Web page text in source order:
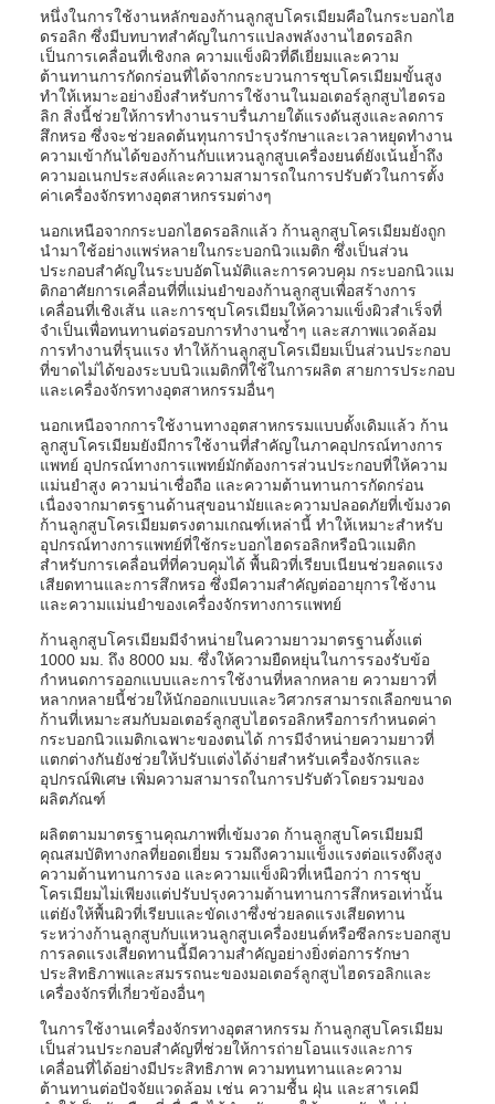
หนึ่งในการใช้งานหลักของก้านลูกสูบโครเมียมคือในกระบอกไฮ
ดรอลิก ซึ่งมีบทบาทสำคัญในการแปลงพลังงานไฮดรอลิก
เป็นการเคลื่อนที่เชิงกล ความแข็งผิวที่ดีเยี่ยมและความ
ต้านทานการกัดกร่อนที่ได้จากกระบวนการชุบโครเมียมขั้นสูง
ทำให้เหมาะอย่างยิ่งสำหรับการใช้งานในมอเตอร์ลูกสูบไฮดรอ
ลิก สิ่งนี้ช่วยให้การทำงานราบรื่นภายใต้แรงดันสูงและลดการ
สึกหรอ ซึ่งจะช่วยลดต้นทุนการบำรุงรักษาและเวลาหยุดทำงาน
ความเข้ากันได้ของก้านกับแหวนลูกสูบเครื่องยนต์ยังเน้นย้ำถึง
ความอเนกประสงค์และความสามารถในการปรับตัวในการตั้ง
ค่าเครื่องจักรทางอุตสาหกรรมต่างๆ
นอกเหนือจากกระบอกไฮดรอลิกแล้ว ก้านลูกสูบโครเมียมยังถูก
นำมาใช้อย่างแพร่หลายในกระบอกนิวแมติก ซึ่งเป็นส่วน
ประกอบสำคัญในระบบอัตโนมัติและการควบคุม กระบอกนิวแม
ติกอาศัยการเคลื่อนที่ที่แม่นยำของก้านลูกสูบเพื่อสร้างการ
เคลื่อนที่เชิงเส้น และการชุบโครเมียมให้ความแข็งผิวสำเร็จที่
จำเป็นเพื่อทนทานต่อรอบการทำงานซ้ำๆ และสภาพแวดล้อม
การทำงานที่รุนแรง ทำให้ก้านลูกสูบโครเมียมเป็นส่วนประกอบ
ที่ขาดไม่ได้ของระบบนิวแมติกที่ใช้ในการผลิต สายการประกอบ
และเครื่องจักรทางอุตสาหกรรมอื่นๆ
นอกเหนือจากการใช้งานทางอุตสาหกรรมแบบดั้งเดิมแล้ว ก้าน
ลูกสูบโครเมียมยังมีการใช้งานที่สำคัญในภาคอุปกรณ์ทางการ
แพทย์ อุปกรณ์ทางการแพทย์มักต้องการส่วนประกอบที่ให้ความ
แม่นยำสูง ความน่าเชื่อถือ และความต้านทานการกัดกร่อน
เนื่องจากมาตรฐานด้านสุขอนามัยและความปลอดภัยที่เข้มงวด
ก้านลูกสูบโครเมียมตรงตามเกณฑ์เหล่านี้ ทำให้เหมาะสำหรับ
อุปกรณ์ทางการแพทย์ที่ใช้กระบอกไฮดรอลิกหรือนิวแมติก
สำหรับการเคลื่อนที่ที่ควบคุมได้ พื้นผิวที่เรียบเนียนช่วยลดแรง
เสียดทานและการสึกหรอ ซึ่งมีความสำคัญต่ออายุการใช้งาน
และความแม่นยำของเครื่องจักรทางการแพทย์
ก้านลูกสูบโครเมียมมีจำหน่ายในความยาวมาตรฐานตั้งแต่
1000 มม. ถึง 8000 มม. ซึ่งให้ความยืดหยุ่นในการรองรับข้อ
กำหนดการออกแบบและการใช้งานที่หลากหลาย ความยาวที่
หลากหลายนี้ช่วยให้นักออกแบบและวิศวกรสามารถเลือกขนาด
ก้านที่เหมาะสมกับมอเตอร์ลูกสูบไฮดรอลิกหรือการกำหนดค่า
กระบอกนิวแมติกเฉพาะของตนได้ การมีจำหน่ายความยาวที่
แตกต่างกันยังช่วยให้ปรับแต่งได้ง่ายสำหรับเครื่องจักรและ
อุปกรณ์พิเศษ เพิ่มความสามารถในการปรับตัวโดยรวมของ
ผลิตภัณฑ์
ผลิตตามมาตรฐานคุณภาพที่เข้มงวด ก้านลูกสูบโครเมียมมี
คุณสมบัติทางกลที่ยอดเยี่ยม รวมถึงความแข็งแรงต่อแรงดึงสูง
ความต้านทานการงอ และความแข็งผิวที่เหนือกว่า การชุบ
โครเมียมไม่เพียงแต่ปรับปรุงความต้านทานการสึกหรอเท่านั้น
แต่ยังให้พื้นผิวที่เรียบและขัดเงาซึ่งช่วยลดแรงเสียดทาน
ระหว่างก้านลูกสูบกับแหวนลูกสูบเครื่องยนต์หรือซีลกระบอกสูบ
การลดแรงเสียดทานนี้มีความสำคัญอย่างยิ่งต่อการรักษา
ประสิทธิภาพและสมรรถนะของมอเตอร์ลูกสูบไฮดรอลิกและ
เครื่องจักรที่เกี่ยวข้องอื่นๆ
ในการใช้งานเครื่องจักรทางอุตสาหกรรม ก้านลูกสูบโครเมียม
เป็นส่วนประกอบสำคัญที่ช่วยให้การถ่ายโอนแรงและการ
เคลื่อนที่ได้อย่างมีประสิทธิภาพ ความทนทานและความ
ต้านทานต่อปัจจัยแวดล้อม เช่น ความชื้น ฝุ่น และสารเคมี